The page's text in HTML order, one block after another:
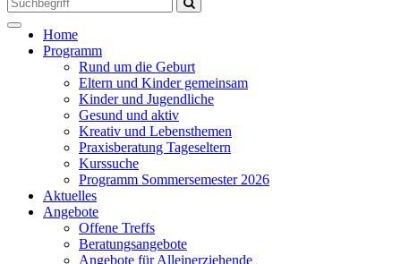
Toggle
navigation
Home
Programm
Rund um die Geburt
Eltern und Kinder gemeinsam
Kinder und Jugendliche
Gesund und aktiv
Kreativ und Lebensthemen
Praxisberatung Tageseltern
Kurssuche
Programm Sommersemester 2026
Aktuelles
Angebote
Offene Treffs
Beratungsangebote
Angebote für Alleinerziehende